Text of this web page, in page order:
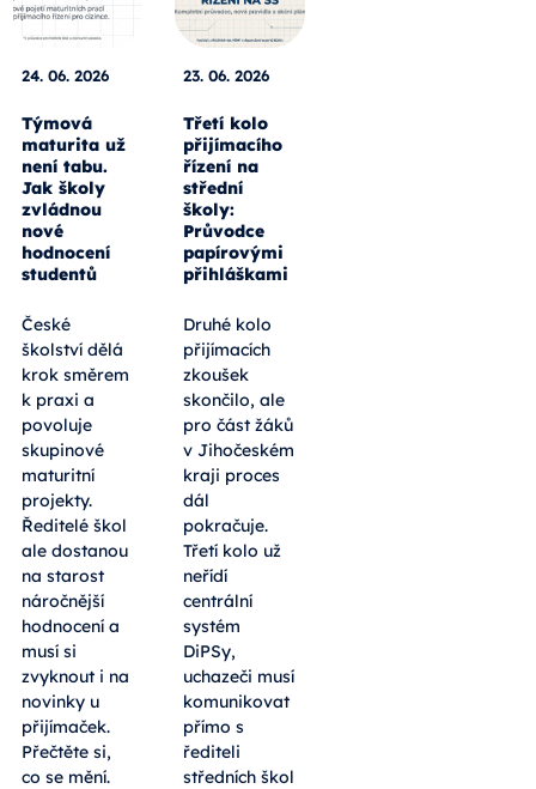
24. 06. 2026
Týmová
maturita už
není tabu.
Jak školy
zvládnou
nové
hodnocení
studentů
České
školství dělá
krok směrem
k praxi a
povoluje
skupinové
maturitní
projekty.
Ředitelé škol
ale dostanou
na starost
náročnější
hodnocení a
musí si
zvyknout i na
novinky u
přijímaček.
Přečtěte si,
co se mění.
23. 06. 2026
Třetí kolo
přijímacího
řízení na
střední
školy:
Průvodce
papírovými
přihláškami
Druhé kolo
přijímacích
zkoušek
skončilo, ale
pro část žáků
v Jihočeském
kraji proces
dál
pokračuje.
Třetí kolo už
neřídí
centrální
systém
DiPSy,
uchazeči musí
komunikovat
přímo s
řediteli
středních škol